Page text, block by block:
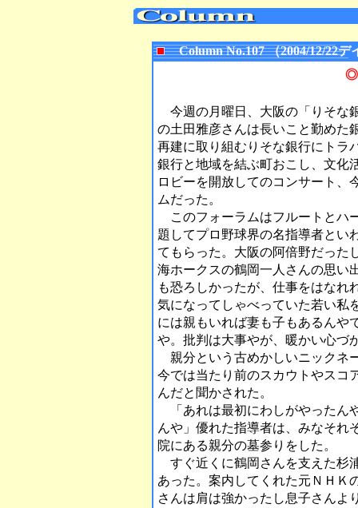
Column No.107 （2004/12/22デ
◎
今週の月曜日、大阪の「りそな
の土田雅彦さんは長いこと勤めた
再建に取り組むりそな銀行にトラ
銀行と地域を結ぶ町おこし、文化
ロビーを開放してのコンサート、
ムだった。
このフォーラムはフルートとハ
題してプロ野球界の名指導者とい
てもらった。大阪の阿倍野だった
海ホークスの鶴岡一人さんの思い
も恐ろしかったが、仕事をはなれ
気になってしゃべっていた若い私
には親もいれば妻も子もあるんや
や。批判は大事やが、暖かい心づ
親分という古めかしいニックネ
今では当たり前のスカウトやスコ
んだと聞かされた。
「あれは最初にわしがやったん
んや」優れた指導者は、みなそれ
院にある親分の墓参りをした。
すぐ近くに鶴岡さんを支えた杉
あった。案内してくれた元ＮＨＫ
さんは肩は強かったし息子さんよ